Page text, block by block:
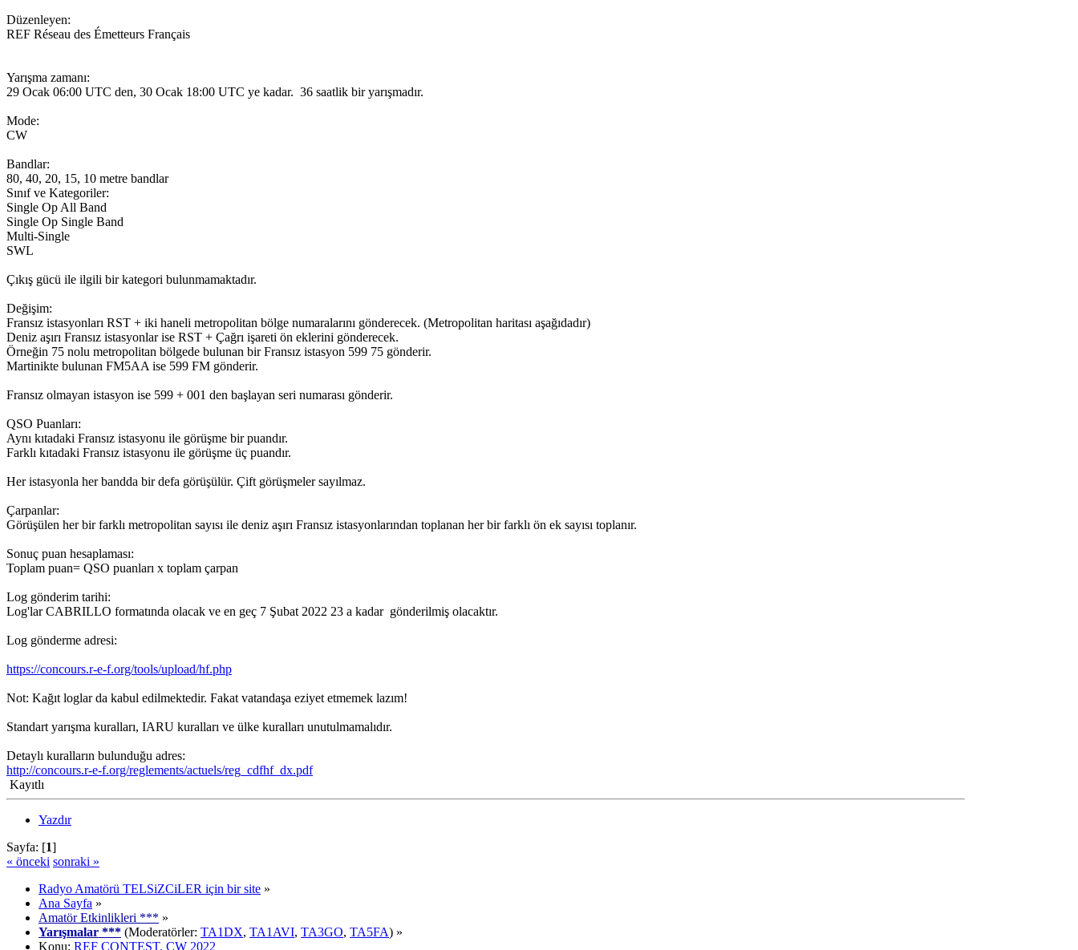
Düzenleyen:
REF Réseau des Émetteurs Français
Yarışma zamanı:
29 Ocak 06:00 UTC den, 30 Ocak 18:00 UTC ye kadar. 36 saatlik bir yarışmadır.
Mode:
CW
Bandlar:
80, 40, 20, 15, 10 metre bandlar
Sınıf ve Kategoriler:
Single Op All Band
Single Op Single Band
Multi-Single
SWL
Çıkış gücü ile ilgili bir kategori bulunmamaktadır.
Değişim:
Fransız istasyonları RST + iki haneli metropolitan bölge numaralarını gönderecek. (Metropolitan haritası aşağıdadır)
Deniz aşırı Fransız istasyonlar ise RST + Çağrı işareti ön eklerini gönderecek.
Örneğin 75 nolu metropolitan bölgede bulunan bir Fransız istasyon 599 75 gönderir.
Martinikte bulunan FM5AA ise 599 FM gönderir.
Fransız olmayan istasyon ise 599 + 001 den başlayan seri numarası gönderir.
QSO Puanları:
Aynı kıtadaki Fransız istasyonu ile görüşme bir puandır.
Farklı kıtadaki Fransız istasyonu ile görüşme üç puandır.
Her istasyonla her bandda bir defa görüşülür. Çift görüşmeler sayılmaz.
Çarpanlar:
Görüşülen her bir farklı metropolitan sayısı ile deniz aşırı Fransız istasyonlarından toplanan her bir farklı ön ek sayısı toplanır.
Sonuç puan hesaplaması:
Toplam puan= QSO puanları x toplam çarpan
Log gönderim tarihi:
Log'lar CABRILLO formatında olacak ve en geç 7 Şubat 2022 23 a kadar gönderilmiş olacaktır.
Log gönderme adresi:
https://concours.r-e-f.org/tools/upload/hf.php
Not: Kağıt loglar da kabul edilmektedir. Fakat vatandaşa eziyet etmemek lazım!
Standart yarışma kuralları, IARU kuralları ve ülke kuralları unutulmamalıdır.
Detaylı kuralların bulunduğu adres:
http://concours.r-e-f.org/reglements/actuels/reg_cdfhf_dx.pdf
Kayıtlı
Yazdır
Sayfa: [1]
« önceki sonraki »
Radyo Amatörü TELSiZCiLER için bir site »
Ana Sayfa »
Amatör Etkinlikleri *** »
Yarışmalar *** (Moderatörler: TA1DX, TA1AVI, TA3GO, TA5FA) »
Konu: REF CONTEST, CW 2022